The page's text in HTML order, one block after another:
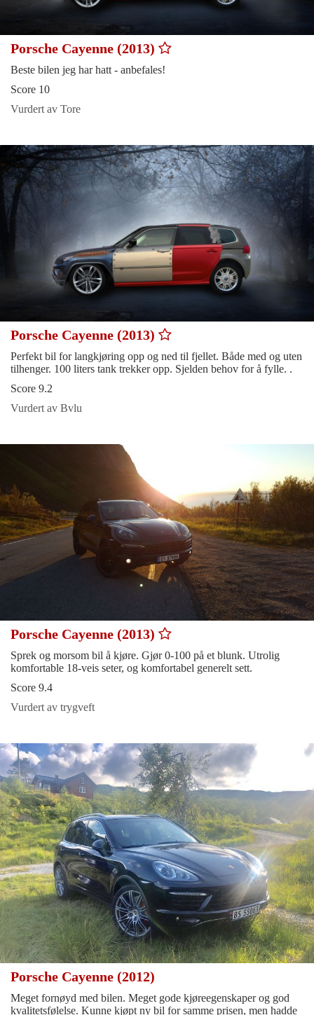
Porsche Cayenne (2013)
Beste bilen jeg har hatt - anbefales!
Score 10
Vurdert av Tore
Porsche Cayenne (2013)
Perfekt bil for langkjøring opp og ned til fjellet. Både med og uten
tilhenger. 100 liters tank trekker opp. Sjelden behov for å fylle. .
Score 9.2
Vurdert av Bvlu
Porsche Cayenne (2013)
Sprek og morsom bil å kjøre. Gjør 0-100 på et blunk. Utrolig
komfortable 18-veis seter, og komfortabel generelt sett.
Score 9.4
Vurdert av trygveft
Porsche Cayenne (2012)
Meget fornøyd med bilen. Meget gode kjøreegenskaper og god
kvalitetsfølelse. Kunne kjøpt ny bil for samme prisen, men hadde